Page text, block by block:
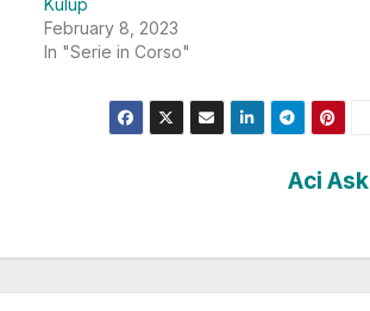
Kulup
February 8, 2023
In "Serie in Corso"
Aci Ask